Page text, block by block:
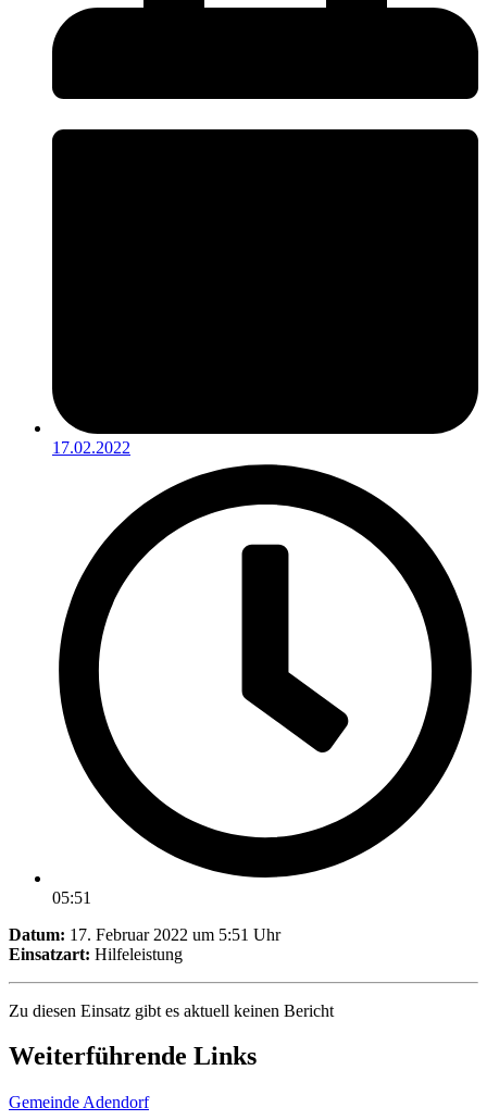
17.02.2022
05:51
Datum: 17. Februar 2022 um 5:51 Uhr
Einsatzart: Hilfeleistung
Zu diesen Einsatz gibt es aktuell keinen Bericht
Weiterführende Links
Gemeinde Adendorf